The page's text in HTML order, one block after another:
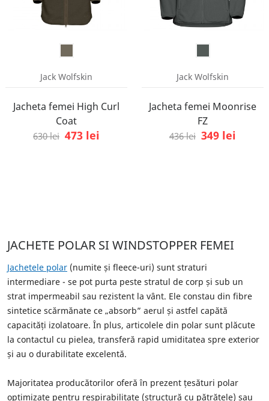
Jack Wolfskin
Jacheta femei High Curl
Coat
630 lei 473 lei
Jack Wolfskin
Jacheta femei Moonrise
FZ
436 lei 349 lei
JACHETE POLAR SI WINDSTOPPER FEMEI
Jachetele polar (numite și fleece-uri) sunt straturi
intermediare - se pot purta peste stratul de corp și sub un
strat impermeabil sau rezistent la vânt. Ele constau din fibre
sintetice scărmănate ce „absorb” aerul și astfel capătă
capacități izolatoare. În plus, articolele din polar sunt plăcute
la contactul cu pielea, transferă rapid umiditatea spre exterior
și au o durabilitate excelentă.
Majoritatea producătorilor oferă în prezent țesături polar
optimizate pentru respirabilitate (structură cu pătrățele) sau